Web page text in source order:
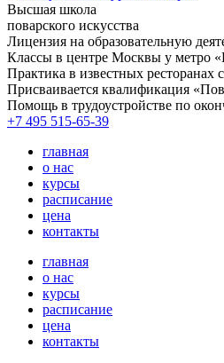
Высшая школа
поварского искусства
Лицензия на образовательную
Классы в центре Москвы у метро
Практика в известных ресторанах
Присваивается квалификация
Помощь в трудоустройстве по
+7 495 515-65-39
главная
о нас
курсы
расписание
цена
контакты
главная
о нас
курсы
расписание
цена
контакты